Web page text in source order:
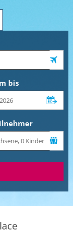
bis